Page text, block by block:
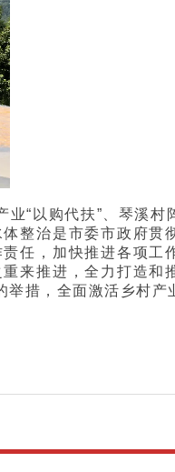
“以购代扶”、琴溪村
整治是市委市政府贯
任，加快推进各项工
来推进，全力打造和
措，全面激活乡村产